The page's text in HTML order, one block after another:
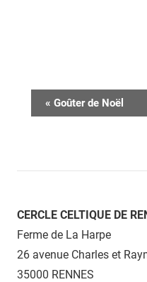
Navigation
« Goûter de Noël
CERCLE CELTIQUE DE
Ferme de La Harpe
26 avenue Charles et
35000 RENNES